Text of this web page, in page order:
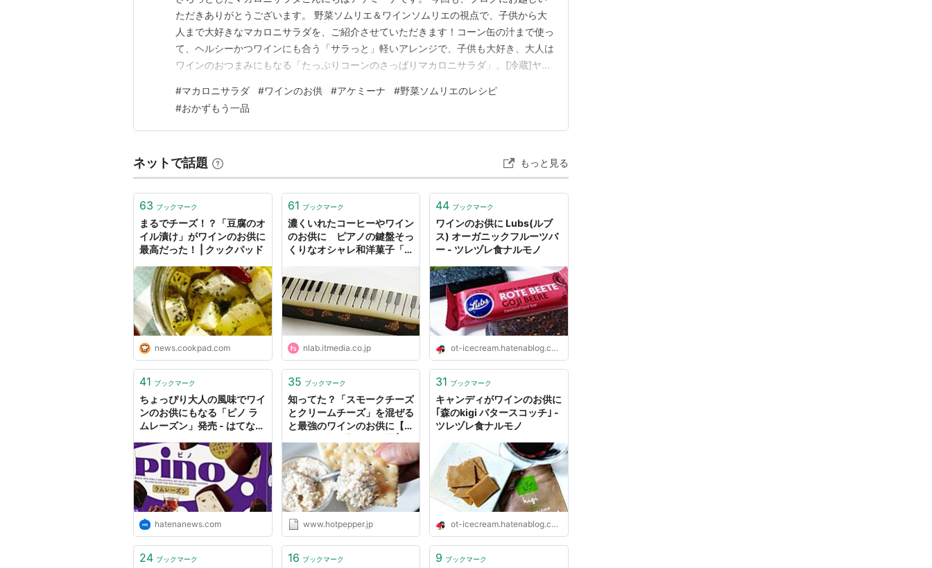
ただきありがとうございます。 野菜ソムリエ＆ワインソムリエの視点で、子供から大
人まで大好きなマカロニサラダを、ご紹介させていただきます！コーン缶の汁まで使っ
て、ヘルシーかつワインにも合う「サラっと」軽いアレンジで、子供も大好き、大人は
ワインのおつまみにもなる「たっぷりコーンのさっぱりマカロニサラダ」。[冷蔵]ヤマ
細を見るソムリエのワンポイントメモ 市販品に「レモン果汁」と「水」を少しプラス
するだけでさらりとお上品なマカロニサ…
#マカロニサラダ #ワインのお供 #アケミーナ #野菜ソムリエのレシピ
#おかずもう一品
ネットで話題 もっと見る
63 ブックマーク
まるでチーズ！？「豆腐のオ
イル漬け」がワインのお供に
最高だった！ | クックパッド
news.cookpad.com
61 ブックマーク
濃くいれたコーヒーやワイン
のお供に ピアノの鍵盤そっ
くりなオシャレ和洋菓子「ジ
テキなひとときを | ねとらぼ
nlab.itmedia.co.jp
44 ブックマーク
ワインのお供に Lubs(ルブ
ス) オーガニックフルーツバ
ー - ツレヅレ食ナルモノ
ot-icecream.hatenablog.com
41 ブックマーク
ちょっぴり大人の風味でワイ
ンのお供にもなる「ピノ ラ
ムレーズン」発売 - はてなニ
hatenanews.com
35 ブックマーク
知ってた？「スモークチーズ
とクリームチーズ」を混ぜる
と最強のワインのお供に【超
ットペッパーグルメ
www.hotpepper.jp
31 ブックマーク
キャンディがワインのお供に
｢森のkigi バタースコッチ｣ -
ツレヅレ食ナルモノ
ot-icecream.hatenablog.com
24 ブックマーク 16 ブックマーク 9 ブックマーク